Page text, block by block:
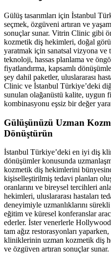
Gülüş tasarımları için İstanbul
seçmek, özgüveni artıran ve
sonuçlar sunar. Vitrin Clinic gibi
kozmetik diş hekimleri, doğal
yaratmak için sanatsal vizyona
teknoloji, hassas planlama ve
fiyatlandırma, kapsamlı
şey dahil paketler, uluslararası
Clinic ve İstanbul Türkiye’deki
sunulan olağanüstü kalite, uygun
kombinasyonu eşsiz bir değer
Gülüşünüzü Uzman
Dönüştürün
İstanbul Türkiye’deki en iyi diş
dönüşümler konusunda
kozmetik diş hekimlerini
kişiselleştirilmiş tedavi planları
oranlarını ve bireysel tercihleri
hekimleri, uluslararası hastaları
deneyimiyle uzmanlıklarını
eğitim ve küresel konferanslar
ederler. İster venerlerle
tam ağız restorasyonları
kliniklerinin uzman kozmetik diş
ve özgüven artıran sonuçlar sunar.